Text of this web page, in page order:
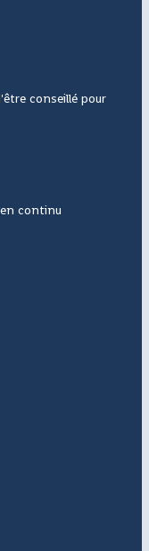
conseillé pour
en continu